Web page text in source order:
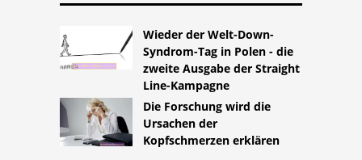
Wieder der Welt-Down-
Syndrom-Tag in Polen - die
zweite Ausgabe der Straight
Line-Kampagne
Die Forschung wird die
Ursachen der
Kopfschmerzen erklären